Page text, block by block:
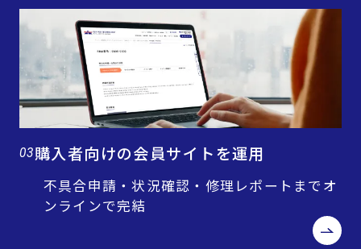
03購入者向けの会員サイトを運用
不具合申請・状況確認・修理レポートまでオ
ンラインで完結